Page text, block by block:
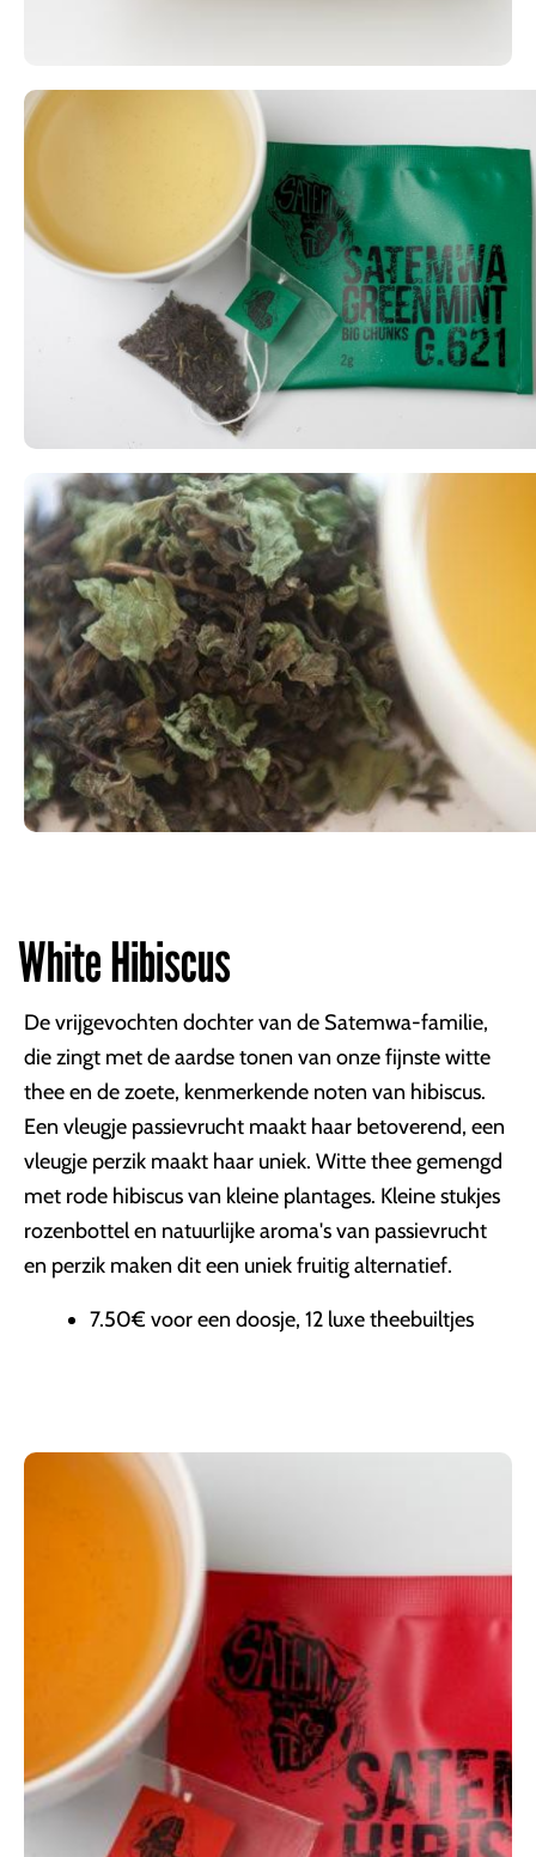
White Hibiscus
De vrijgevochten dochter van de Satemwa-familie,
die zingt met de aardse tonen van onze fijnste witte
thee en de zoete, kenmerkende noten van hibiscus.
Een vleugje passievrucht maakt haar betoverend, een
vleugje perzik maakt haar uniek. Witte thee gemengd
met rode hibiscus van kleine plantages. Kleine stukjes
rozenbottel en natuurlijke aroma's van passievrucht
en perzik maken dit een uniek fruitig alternatief.
7.50€ voor een doosje, 12 luxe theebuiltjes